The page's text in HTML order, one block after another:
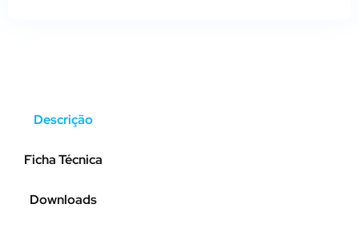
Descrição
Ficha Técnica
Downloads